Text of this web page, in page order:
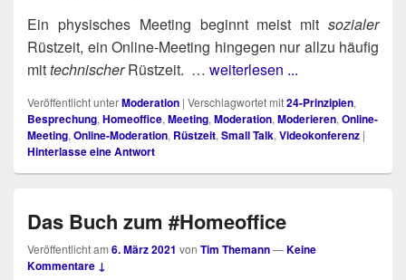
Ein phy­si­sches Mee­ting beginnt meist mit sozia­ler
Rüst­zeit, ein Online-Mee­ting hin­ge­gen nur all­zu häu­fig
mittech­ni­scherRüst­zeit. … weiterlesen ...
Veröffentlicht unterModeration | Verschlagwortet mit24-Prinzipien,
Besprechung,Homeoffice,Meeting,Moderation,Moderieren,Online-
Meeting,Online-Moderation, Rüstzeit,Small Talk,Videokonferenz |
Hinterlasse eine Antwort
Das Buch zum #Homeoffice
Veröffentlicht am 6. März 2021 von Tim Themann—Keine
Kommentare ↓